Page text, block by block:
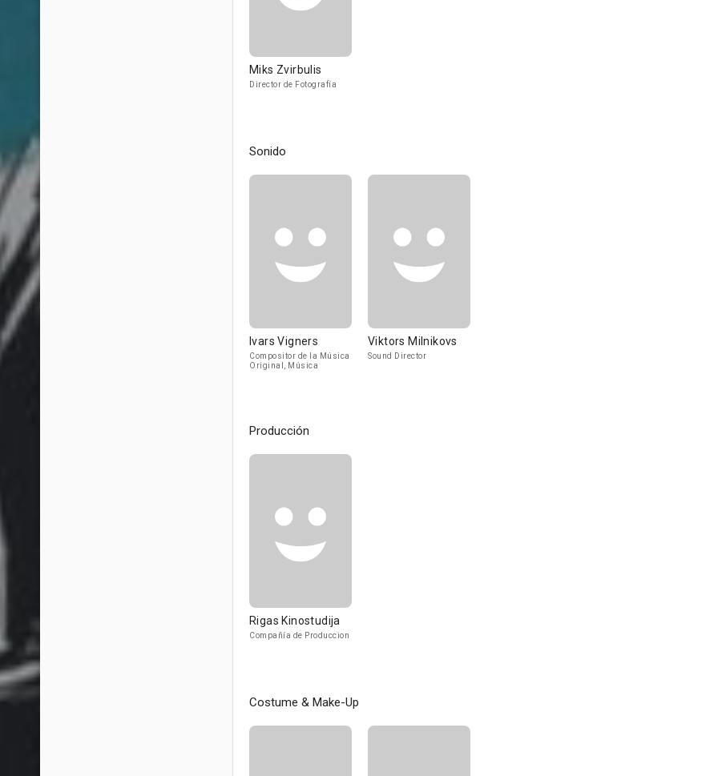
Miks Zvirbulis
Director de Fotografía
Sonido
Ivars Vigners
Compositor de la Música
Original, Música
Viktors Milnikovs
Sound Director
Producción
Rigas Kinostudija
Compañía de Produccion
Costume & Make-Up